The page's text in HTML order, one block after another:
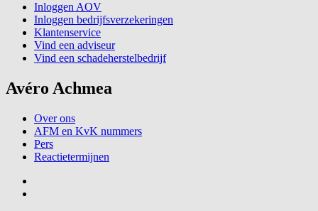
Inloggen AOV
Inloggen bedrijfsverzekeringen
Klantenservice
Vind een adviseur
Vind een schadeherstelbedrijf
Avéro Achmea
Over ons
AFM en KvK nummers
Pers
Reactietermijnen